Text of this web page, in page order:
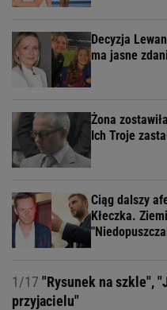
Decyzja
ma jasne
Żona
Ich Troje
Ciąg dalszy
Kłeczka.
1/17 "Rysunek na szkle",
przyjacielu"